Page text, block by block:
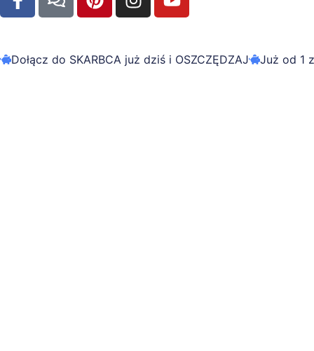
Dołącz do SKARBCA już dziś i OSZCZĘDZAJ Już od 1